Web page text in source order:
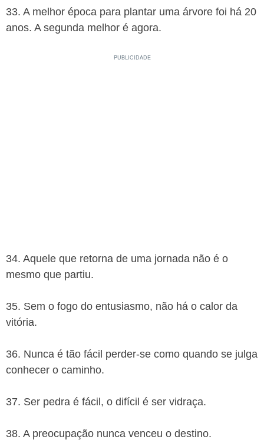
33. A melhor época para plantar uma árvore foi há 20
anos. A segunda melhor é agora.
34. Aquele que retorna de uma jornada não é o
mesmo que partiu.
35. Sem o fogo do entusiasmo, não há o calor da
vitória.
36. Nunca é tão fácil perder-se como quando se julga
conhecer o caminho.
37. Ser pedra é fácil, o difícil é ser vidraça.
38. A preocupação nunca venceu o destino.